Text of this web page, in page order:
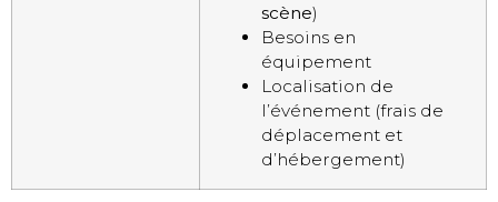
scène)
Besoins en
équipement
Localisation de
l’événement (frais de
déplacement et
d’hébergement)